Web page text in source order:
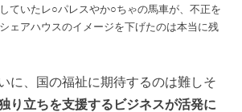
ていたレ○パレスやか○ちゃの馬車が、不正を
ェアハウスのイメージを下げたのは本当に残
に、国の福祉に期待するのは難しそ
り立ちを支援するビジネスが活発に